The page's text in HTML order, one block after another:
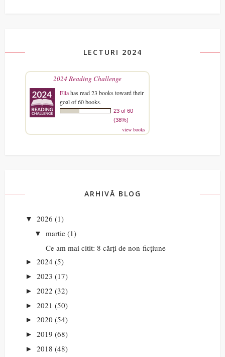
LECTURI 2024
2024 Reading Challenge
Ellahas read 23 books toward their
goal of 60 books.
23 of 60
(38%)
view books
ARHIVĂ BLOG
▼ 2026 (1)
▼ martie (1)
Ce am mai citit: 8 cărți de non-ficțiune
► 2024 (5)
► 2023 (17)
► 2022 (32)
► 2021 (50)
► 2020 (54)
► 2019 (68)
► 2018 (48)